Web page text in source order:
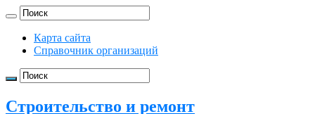
Карта сайта
Справочник организаций
Строительство и ремонт